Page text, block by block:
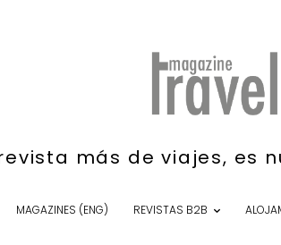
más de viajes, es
MAGAZINES (ENG) REVISTAS B2B